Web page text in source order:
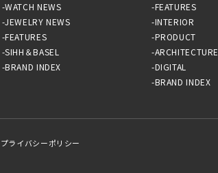
WATCH NEWS
JEWELRY NEWS
FEATURES
SIHH＆BASEL
BRAND INDEX
FEATURES
INTERIOR
PRODUCT
ARCHITECTURE
DIGITAL
BRAND INDEX
プライバシーポリシー